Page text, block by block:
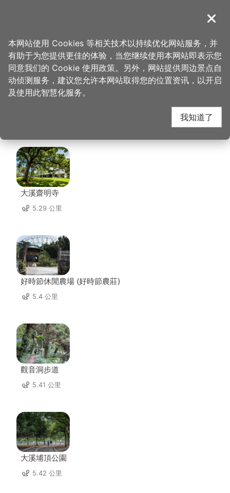
導覽
首页 > 想去的地方 > 住宿 > 桃园大溪笠复威斯汀度假酒店
桃园大溪笠复威斯汀度
假酒店 周边景点
大溪齋明寺
5.29 公里
好時節休閒農場 (好時節農莊)
5.4 公里
觀音洞步道
5.41 公里
大溪埔頂公園
5.42 公里
关闭
本网站使用 Cookies 等相关技术以持续优化网站服务，并
有助于为您提供更佳的体验，当您继续使用本网站即表示您
同意我们的 Cookie 使用政策。另外，网站提供周边景点自
动侦测服务，建议您允许本网站取得您的位置资讯，以开启
及使用此智慧化服务。
我知道了